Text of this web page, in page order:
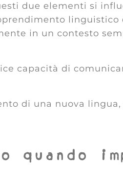
due elementi si
linguistico
in un contesto
capacità di
di una nuova lingua,